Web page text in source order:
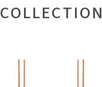
COLLECTION